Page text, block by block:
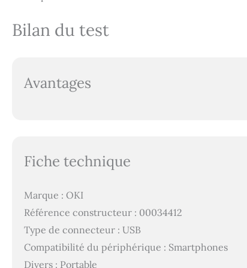
Bilan du test
Avantages
Fiche technique
Marque : OKI
Référence constructeur : 00034412
Type de connecteur : USB
Compatibilité du périphérique : Smartphones
Divers : Portable